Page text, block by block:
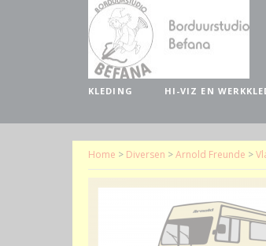
KLEDING HI-VIZ EN
Home > Diversen >Arnold Freunde >